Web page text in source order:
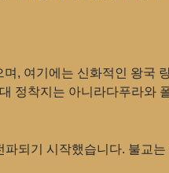
, 여기에는 신화적인 왕국
정착지는 아니라다푸라와
되기 시작했습니다. 불교